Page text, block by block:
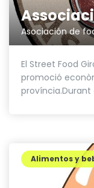
Asociación de
El Street Food
promoció
província.Durant
Alimentos y